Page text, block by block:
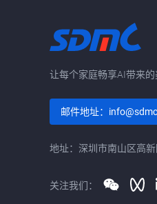
让每个家庭畅享AI带来
邮件地址：
地址：深圳市南山区高
关注我们：